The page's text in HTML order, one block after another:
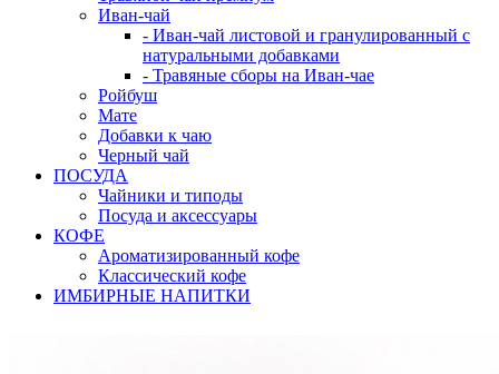
Иван-чай
- Иван-чай листовой и гранулированный с
натуральными добавками
- Травяные сборы на Иван-чае
Ройбуш
Мате
Добавки к чаю
Черный чай
ПОСУДА
Чайники и типоды
Посуда и аксессуары
КОФЕ
Ароматизированный кофе
Классический кофе
ИМБИРНЫЕ НАПИТКИ